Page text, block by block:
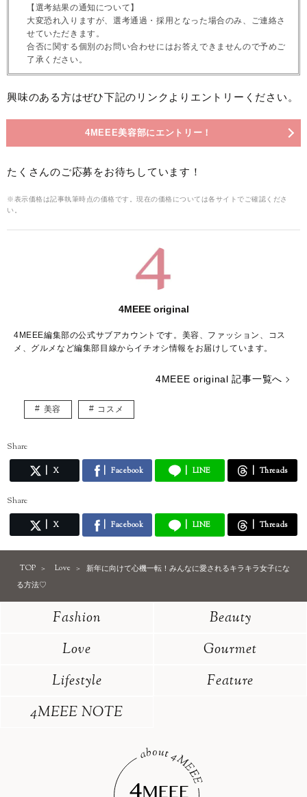
【選考結果の通知について】
大変恐れ入りますが、選考通過・採用となった場合のみ、ご連絡さ
せていただきます。
合否に関する個別のお問い合わせにはお答えできませんので予めご
了承ください。
興味のある方はぜひ下記のリンクよりエントリーください。
4MEEE美容部にエントリー！
たくさんのご応募をお待ちしています！
※表示価格は記事執筆時点の価格です。現在の価格については各サイトでご確認くださ
い。
4MEEE original
4MEEE編集部の公式サブアカウントです。美容、ファッション、コス
メ、グルメなど編集部目線からイチオシ情報をお届けしています。
4MEEE original 記事一覧へ
美容 コスメ
Share
X Facebook LINE Threads
Share
X Facebook LINE Threads
TOP Love
新年に向けて心機一転！みんなに愛されるキラキラ女子にな
る方法♡
Fashion
Beauty
Love
Gourmet
Lifestyle
Feature
4MEEE NOTE